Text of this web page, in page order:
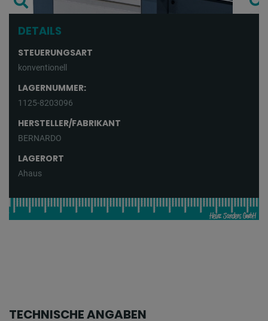
DETAILS
STEUERUNGSART
konventionell
LAGERNUMMER:
1125-8203096
HERSTELLER/FABRIKANT
BERNARDO
LAGERORT
Ahaus
TECHNISCHE ANGABEN